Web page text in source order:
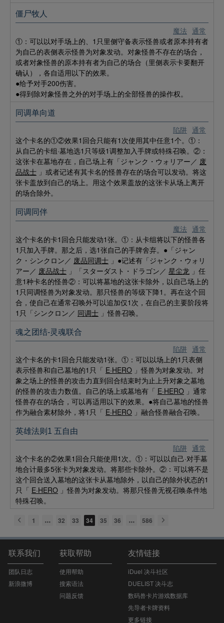
魔法 通常
僵尸牧人
①：可以以对手场上的、1只里侧守备表示怪兽或者原本持有者
为自己的表侧表示怪兽为对象发动。对象怪兽不存在的场合，
或者对象怪兽的原本持有者为自己的场合（里侧表示卡要翻开
确认），各自适用以下的效果。
●给予对手200伤害。
●得到除对象怪兽之外的对手场上的全部怪兽的操作权。
陷阱 通常
同调单向道
这个卡名的①②效果1回合只能有1次使用其中任意1个。①：
从自己的卡组·墓地选1只等级1调整加入手牌或特殊召唤。②：
这张卡在墓地存在，自己场上有「ジャンク・ウォリアー／ 废
品战士 」或者记述有其卡名的怪兽存在的场合可以发动。将这
张卡盖放到自己的场上。用这个效果盖放的这张卡从场上离开
的场合除外。
魔法 通常
同调同伴
这个卡名的卡1回合只能发动1张。①：从卡组将以下的怪兽各
1只加入手牌。那之后，选1张自己的手牌舍弃。●「ジャン
ク・シンクロン／ 废品同调士 」●记述有「ジャンク・ウォリ
アー／ 废品战士 」「スターダスト・ドラゴン／ 星尘龙 」任
意1种卡名的怪兽②：可以将墓地的这张卡除外，以自己场上的
1只同调怪兽为对象发动。那只怪兽的等级下降1。再在这个回
合，使自己在通常召唤外可以追加仅1次，在自己的主要阶段将
1只「シンクロン／ 同调士 」怪兽召唤。
陷阱 通常
魂之团结-灵魂联合
这个卡名的卡1回合只能发动1张。①：可以以场上的1只表侧
表示怪兽和自己墓地的1只「 E·HERO 」怪兽为对象发动。对
象之场上的怪兽的攻击力直到回合结束时为止上升对象之墓地
的怪兽的攻击力数值。自己的场上或墓地有「 E·HERO 」通常
怪兽存在的场合，可以再适用以下的效果。●将自己墓地的怪兽
作为融合素材除外，将1只「 E·HERO 」融合怪兽融合召唤。
陷阱 通常
英雄法则1 五自由
这个卡名的②效果1回合只能使用1次。①：可以以自己·对手墓
地合计最多5张卡为对象发动。将那些卡除外。②：可以将不是
这个回合送入墓地的这张卡从墓地除外，以自己的除外状态的1
只「 E·HERO 」怪兽为对象发动。将那只怪兽无视召唤条件地
特殊召唤。
1 32 33 34 35 36 586
联系我们
团队日志
新浪微博
获取帮助
使用帮助
搜索语法
问题反馈
友情链接
iDuel 决斗社区
DUELIST 决斗志
数码兽卡片游戏数据库
先导者卡牌资料
更多链接